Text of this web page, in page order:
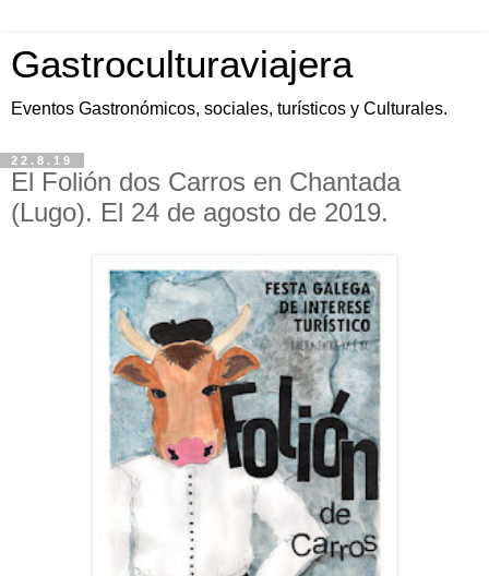
Gastroculturaviajera
Eventos Gastronómicos, sociales, turísticos y Culturales.
22.8.19
El Folión dos Carros en Chantada
(Lugo). El 24 de agosto de 2019.